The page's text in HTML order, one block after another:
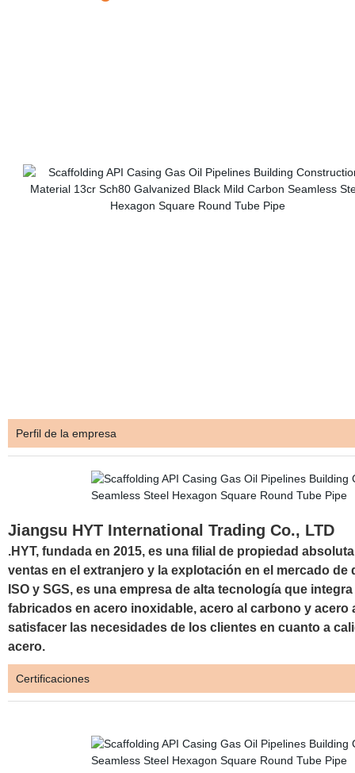
Perfil de la empresa
Jiangsu HYT International Trading Co., LTD
.HYT, fundada en 2015, es una filial de propiedad
ventas en el extranjero y la explotación en el mercado
ISO y SGS, es una empresa de alta tecnología que
fabricados en acero inoxidable, acero al carbono y
satisfacer las necesidades de los clientes en cuanto a
acero.
Certificaciones